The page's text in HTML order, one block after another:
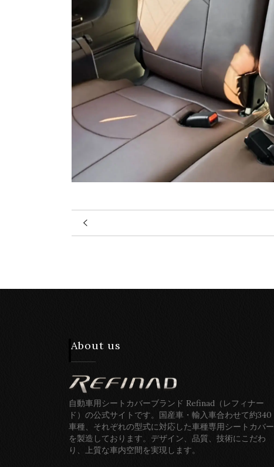
About us
自動車用シートカバーブランド Refinad（レフィナー
ド）の公式サイトです。国産車・輸入車合わせて約340
車種、それぞれの型式に対応した車種専用シートカバー
を製造しております。デザイン、品質、技術にこだわ
り、上質な車内空間を実現します。